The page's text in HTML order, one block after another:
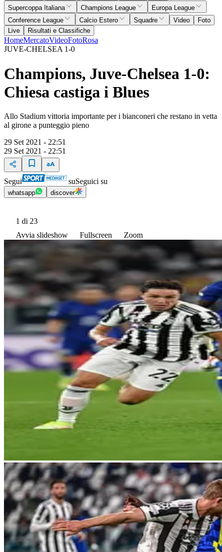
Supercoppa Italiana
Champions League
Europa League
Conference League
Calcio Estero Squadre Video
Foto
Live
Risultati e Classifiche
HomeMercatoVideoFotoRosa
JUVE-CHELSEA 1-0
Champions, Juve-Chelsea 1-0:
Chiesa castiga i Blues
Allo Stadium vittoria importante per i bianconeri che restano in vetta
al girone a punteggio pieno
29 Set 2021 - 22:51
29 Set 2021 - 22:51
Segui suSeguici su
whatsapp discover
1 di 23
Avvia slideshow
Fullscreen Zoom